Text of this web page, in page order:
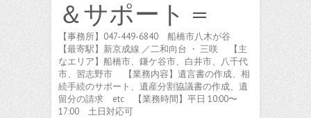
＆サポート =
【事務所】047-449-6840 船橋市八木が谷
【最寄駅】新京成線 ／二和向台 ・ 三咲 【主
なエリア】船橋市、鎌ケ谷市、白井市、八千代
市、習志野市 【業務内容】遺言書の作成、相
続手続のサポート、遺産分割協議書の作成、遺
留分の請求 etc 【業務時間】平日 10:00〜
17:00 土日対応可